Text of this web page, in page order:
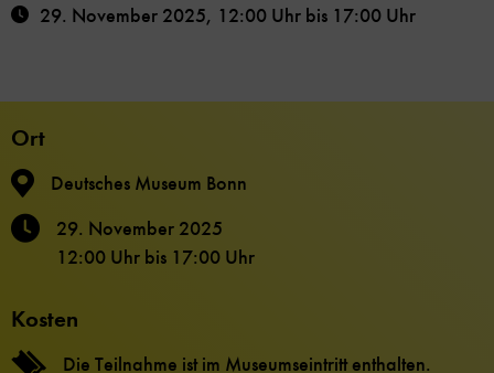
29. November 2025, 12:00 Uhr bis 17:00 Uhr
Ort
Deutsches Museum Bonn
29. November 2025
12:00 Uhr bis 17:00 Uhr
Kosten
Die Teilnahme ist im Museumseintritt enthalten.